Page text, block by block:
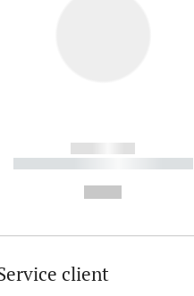
------------
----------- ----------- ----------
client